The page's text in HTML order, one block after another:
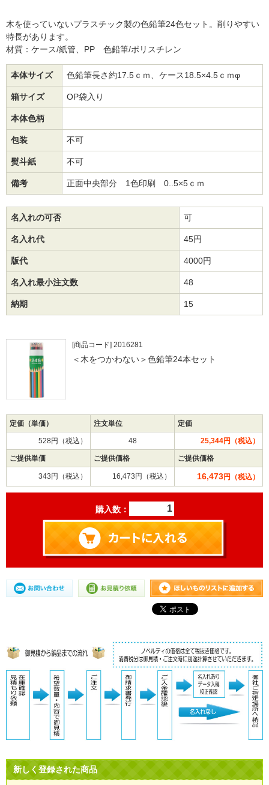
木を使っていないプラスチック製の色鉛筆24色セット。削りやすい
特長があります。
材質：ケース/紙管、PP 色鉛筆/ポリスチレン
本体サイズ 色鉛筆長さ約17.5ｃｍ、ケース18.5×4.5ｃｍφ
箱サイズ OP袋入り
本体色柄
包装 不可
熨斗紙 不可
備考 正面中央部分 1色印刷 0..5×5ｃｍ
名入れの可否 可
名入れ代 45円
版代 4000円
名入れ最小注文数 48
納期 15
[商品コード] 2016281
＜木をつかわない＞色鉛筆24本セット
定価（単価） 注文単位 定価
528円（税込） 48 25,344円（税込）
ご提供単価 ご提供価格 ご提供価格
343円（税込） 16,473円（税込） 16,473円（税込）
購入数：
新しく登録された商品